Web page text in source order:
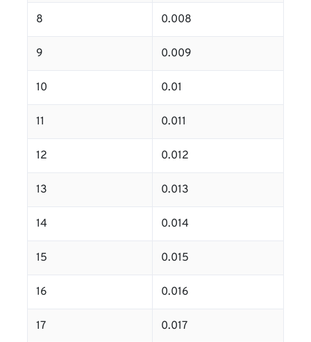
8 0.008
9 0.009
10 0.01
11 0.011
12 0.012
13 0.013
14 0.014
15 0.015
16 0.016
17 0.017